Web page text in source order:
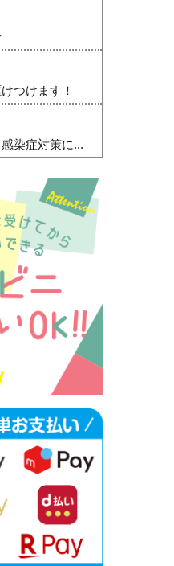
つけます！
染症対策に...